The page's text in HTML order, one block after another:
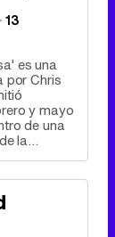
·13
es una
por Chris
y mayo
de una
la...